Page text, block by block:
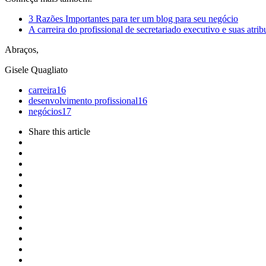
3 Razões Importantes para ter um blog para seu negócio
A carreira do profissional de secretariado executivo e suas
Abraços,
Gisele Quagliato
carreira16
desenvolvimento profissional16
negócios17
Share this article